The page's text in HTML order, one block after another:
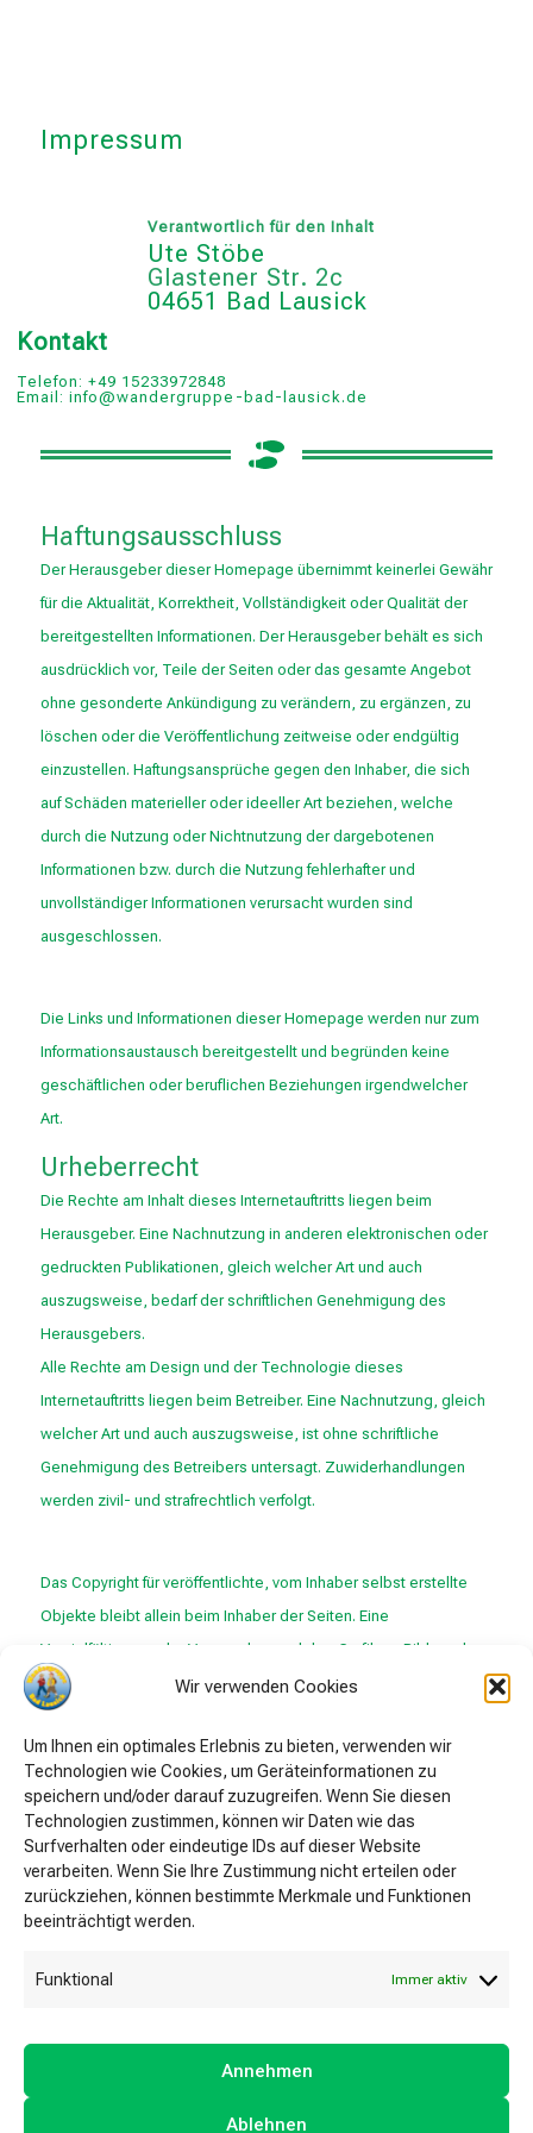
Wir verwenden Cookies
Um Ihnen ein optimales Erlebnis zu bieten, verwenden wir
Technologien wie Cookies, um Geräteinformationen zu
speichern und/oder darauf zuzugreifen. Wenn Sie diesen
Technologien zustimmen, können wir Daten wie das
Surfverhalten oder eindeutige IDs auf dieser Website
verarbeiten. Wenn Sie Ihre Zustimmung nicht erteilen oder
zurückziehen, können bestimmte Merkmale und Funktionen
beeinträchtigt werden.
Funktional Immer aktiv
Annehmen
Ablehnen
Impressum
Verantwortlich für den Inhalt
Ute Stöbe
Glastener Str. 2c
04651 Bad Lausick
Kontakt
Telefon: +49 15233972848
Email: info@wandergruppe-bad-lausick.de
Haftungsausschluss
Der Herausgeber dieser Homepage übernimmt keinerlei Gewähr
für die Aktualität, Korrektheit, Vollständigkeit oder Qualität der
bereitgestellten Informationen. Der Herausgeber behält es sich
ausdrücklich vor, Teile der Seiten oder das gesamte Angebot
ohne gesonderte Ankündigung zu verändern, zu ergänzen, zu
löschen oder die Veröffentlichung zeitweise oder endgültig
einzustellen. Haftungsansprüche gegen den Inhaber, die sich
auf Schäden materieller oder ideeller Art beziehen, welche
durch die Nutzung oder Nichtnutzung der dargebotenen
Informationen bzw. durch die Nutzung fehlerhafter und
unvollständiger Informationen verursacht wurden sind
ausgeschlossen.
Die Links und Informationen dieser Homepage werden nur zum
Informationsaustausch bereitgestellt und begründen keine
geschäftlichen oder beruflichen Beziehungen irgendwelcher
Art.
Urheberrecht
Die Rechte am Inhalt dieses Internetauftritts liegen beim
Herausgeber. Eine Nachnutzung in anderen elektronischen oder
gedruckten Publikationen, gleich welcher Art und auch
auszugsweise, bedarf der schriftlichen Genehmigung des
Herausgebers.
Alle Rechte am Design und der Technologie dieses
Internetauftritts liegen beim Betreiber. Eine Nachnutzung, gleich
welcher Art und auch auszugsweise, ist ohne schriftliche
Genehmigung des Betreibers untersagt. Zuwiderhandlungen
werden zivil- und strafrechtlich verfolgt.
Das Copyright für veröffentlichte, vom Inhaber selbst erstellte
Objekte bleibt allein beim Inhaber der Seiten. Eine
Vervielfältigung oder Verwendung solcher Grafiken, Bilder oder
Texte in anderen elektronischen oder gedruckten Publikationen
ist nur mit ausdrücklicher Zustimmung des Inhabers gestattet.
Zuwiderhandlungen werden zivil- und strafrechtlich verfolgt.